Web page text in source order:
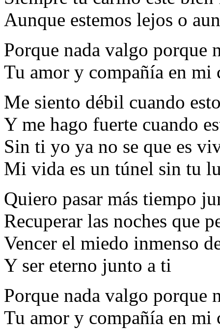
Aunque estemos lejos o
Porque nada valgo porque
Tu amor y compañía en mi
Me siento débil cuando
Y me hago fuerte cuando
Sin ti yo ya no se que es
Mi vida es un túnel sin tu
Quiero pasar más tiempo
Recuperar las noches que
Vencer el miedo inmenso
Y ser eterno junto a ti
Porque nada valgo porque
Tu amor y compañía en mi